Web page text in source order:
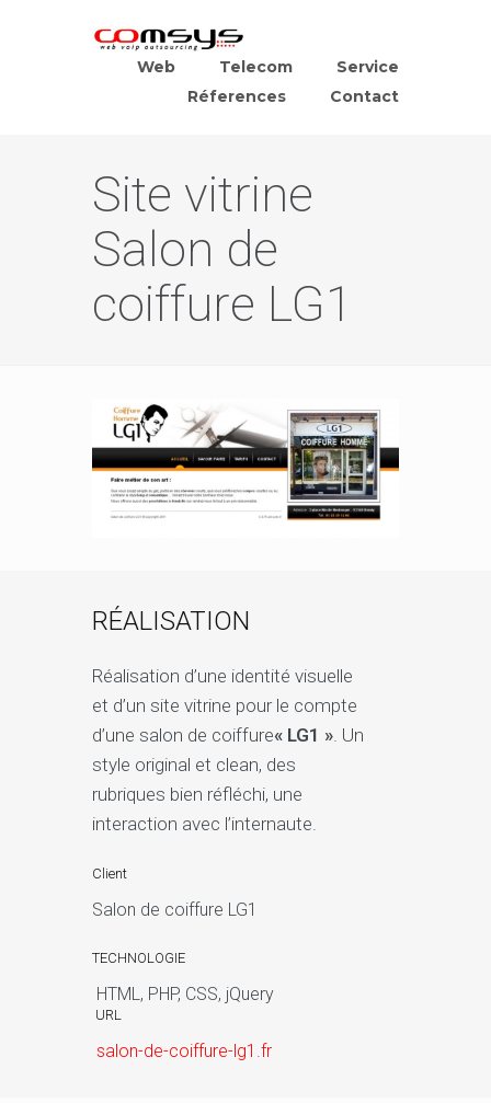
Web Telecom
Service
Réferences
Contact
Site vitrine
Salon de
coiffure LG1
RÉALISATION
Réalisation d’une identité visuelle
et d’un site vitrine pour le compte
d’une salon de coiffure« LG1 ». Un
style original et clean, des
rubriques bien réfléchi, une
interaction avec l’internaute.
Client
Salon de coiffure LG1
TECHNOLOGIE
HTML, PHP, CSS, jQuery
URL
salon-de-coiffure-lg1.fr